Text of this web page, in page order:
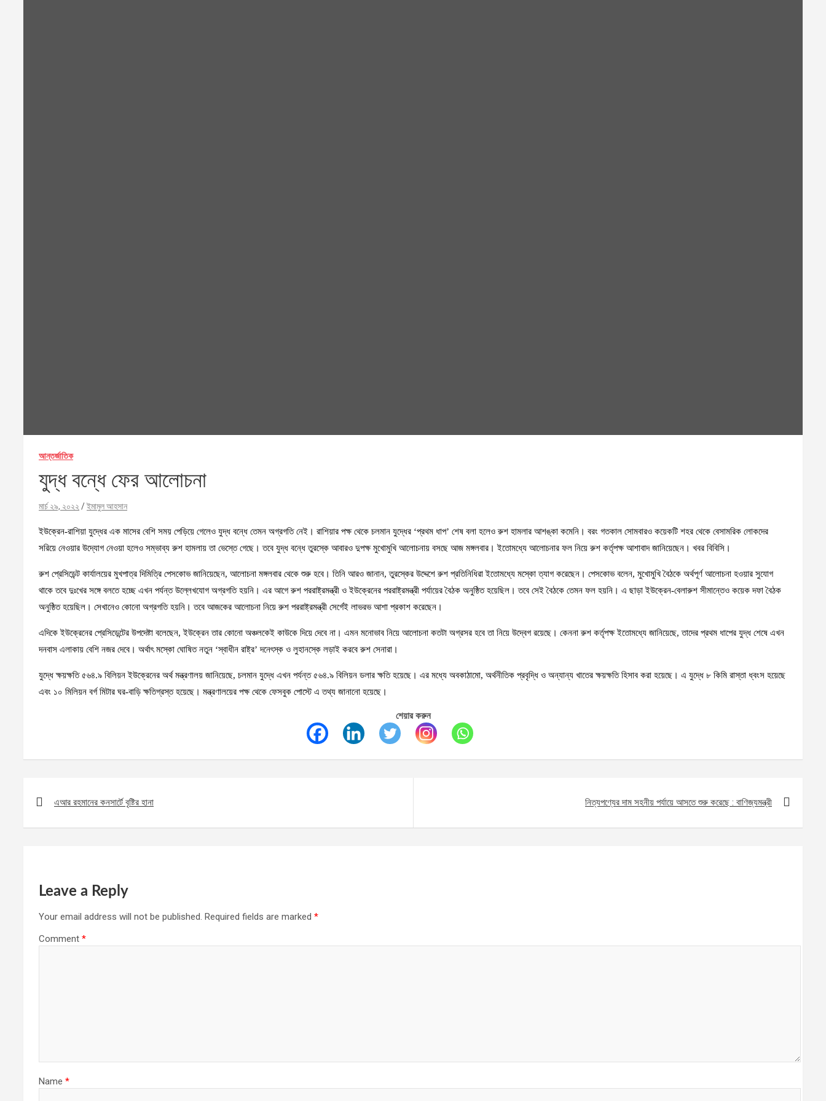
আন্তর্জাতিক
যুদ্ধ বন্ধে ফের আলোচনা
মার্চ ২৯, ২০২২ ইমামুল আহসান
ইউক্রেন-রাশিয়া যুদ্ধের এক মাসের বেশি সময় পেড়িয়ে গেলেও যুদ্ধ বন্ধে তেমন অগ্রগতি নেই। রাশিয়ার পক্ষ থেকে চলমান যুদ্ধের ‘প্রথম ধাপ’ শেষ বলা হলেও রুশ হামলার আশঙ্কা কমেনি। বরং গতকাল সোমবারও কয়েকটি শহর থেকে বেসামরিক লোকদের
সরিয়ে নেওয়ার উদ্যোগ নেওয়া হলেও সম্ভাব্য রুশ হামলায় তা ভেস্তে গেছে। তবে যুদ্ধ বন্ধে তুরস্কে আবারও দুপক্ষ মুখোমুখি আলোচনায় বসছে আজ মঙ্গলবার। ইতোমধ্যে আলোচনার ফল নিয়ে রুশ কর্তৃপক্ষ আশাবাদ জানিয়েছেন। খবর বিবিসি।
রুশ প্রেসিডেন্ট কার্যালয়ের মুখপাত্র দিমিত্রি পেসকোভ জানিয়েছেন, আলোচনা মঙ্গলবার থেকে শুরু হবে। তিনি আরও জানান, তুরস্কের উদ্দেশে রুশ প্রতিনিধিরা ইতোমধ্যে মস্কো ত্যাগ করেছেন। পেসকোভ বলেন, মুখোমুখি বৈঠকে অর্থপূর্ণ আলোচনা হওয়ার সুযোগ
থাকে তবে দুঃখের সঙ্গে বলতে হচ্ছে এখন পর্যন্ত উল্লেখযোগ অগ্রগতি হয়নি। এর আগে রুশ পররাষ্ট্রমন্ত্রী ও ইউক্রেনের পররাষ্ট্রমন্ত্রী পর্যায়ের বৈঠক অনুষ্ঠিত হয়েছিল। তবে সেই বৈঠকে তেমন ফল হয়নি। এ ছাড়া ইউক্রেন-বেলারুশ সীমান্তেও কয়েক দফা বৈঠক
অনুষ্ঠিত হয়েছিল। সেখানেও কোনো অগ্রগতি হয়নি। তবে আজকের আলোচনা নিয়ে রুশ পররাষ্ট্রমন্ত্রী সের্গেই লাভরভ আশা প্রকাশ করেছেন।
এদিকে ইউক্রেনের প্রেসিডেন্টের উপদেষ্টা বলেছেন, ইউক্রেন তার কোনো অঞ্চলকেই কাউকে দিয়ে দেবে না। এমন মনোভাব নিয়ে আলোচনা কতটা অগ্রসর হবে তা নিয়ে উদ্বেগ রয়েছে। কেননা রুশ কর্তৃপক্ষ ইতোমধ্যে জানিয়েছে, তাদের প্রথম ধাপের যুদ্ধ শেষে এখন
দনবাস এলাকায় বেশি নজর দেবে। অর্থাৎ মস্কো ঘোষিত নতুন ‘স্বাধীন রাষ্ট্র’ দনেৎস্ক ও লুহানস্কে লড়াই করবে রুশ সেনারা।
যুদ্ধে ক্ষয়ক্ষতি ৫৬৪.৯ বিলিয়ন ইউক্রেনের অর্থ মন্ত্রণালয় জানিয়েছে, চলমান যুদ্ধে এখন পর্যন্ত ৫৬৪.৯ বিলিয়ন ডলার ক্ষতি হয়েছে। এর মধ্যে অবকাঠামো, অর্থনীতিক প্রবৃদ্ধি ও অন্যান্য খাতের ক্ষয়ক্ষতি হিসাব করা হয়েছে। এ যুদ্ধে ৮ কিমি রাস্তা ধ্বংস হয়েছে
এবং ১০ মিলিয়ন বর্গ মিটার ঘর-বাড়ি ক্ষতিগ্রস্ত হয়েছে। মন্ত্রণালয়ের পক্ষ থেকে ফেসবুক পোস্টে এ তথ্য জানানো হয়েছে।
শেয়ার করুন
navigation
এআর রহমানের কনসার্টে বৃষ্টির হানা নিত্যপণ্যের দাম সহনীয় পর্যায়ে আসতে শুরু করেছে : বাণিজ্যমন্ত্রী
Leave a Reply
Your email address will not be published. Required fields are marked *
Comment *
Name *